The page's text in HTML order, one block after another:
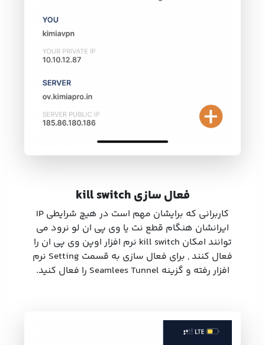
فعال سازی kill switch
کاربرانی که برایشان مهم است در هیچ شرایطی IP
ایرانشان هنگام قطع نت یا وی پی ان لو نرود می
توانند امکان kill switch نرم افزار اوپن وی پی ان را
فعال کنند , برای فعال سازی به قسمت Setting نرم
افزار رفته و گزینه Seamlees Tunnel را فعال کنید.